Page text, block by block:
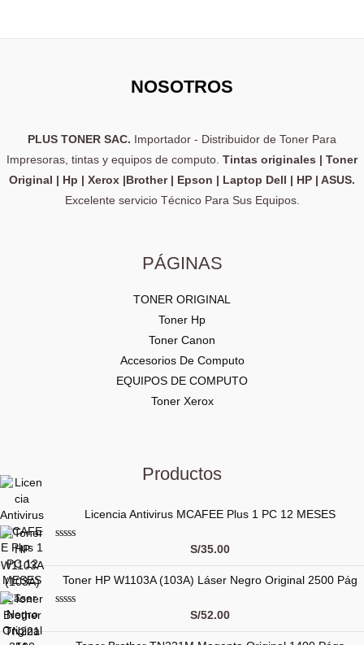
NOSOTROS
PLUS TONER SAC. Importador - Distribuidor de Toner Para
Impresoras, tintas y equipos de computo. Tintas originales | Toner
Original | Hp | Xerox |Brother | Epson | Laptop Dell | HP | ASUS.
Excelente servicio Técnico Para Sus Equipos.
PÁGINAS
TONER ORIGINAL
Toner Hp
Toner Canon
Accesorios De Computo
EQUIPOS DE COMPUTO
Toner Xerox
Productos
Licencia Antivirus MCAFEE Plus 1 PC 12 MESES
a
S/35.00
Toner HP W1103A (103A) Láser Negro Original 2500 Pág
S/52.00